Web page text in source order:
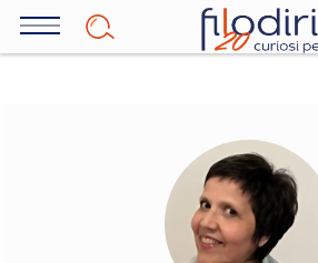
Salta
SOCIETÀ
MEDICINA
SCIENZA
STORIA E FILOSOFIA